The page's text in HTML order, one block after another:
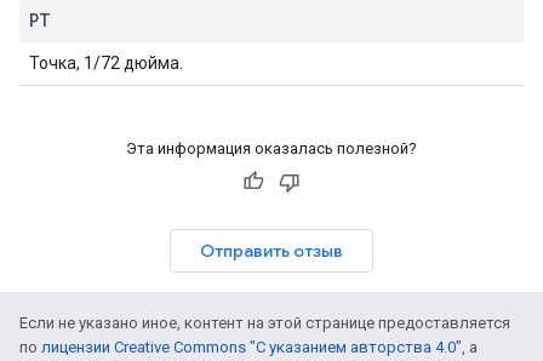
PT
Точка, 1/72 дюйма.
Эта информация оказалась полезной?
Отправить отзыв
Если не указано иное, контент на этой странице предоставляется
по лицензии Creative Commons "С указанием авторства 4.0", а